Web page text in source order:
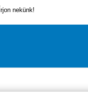
Írjon nekünk!